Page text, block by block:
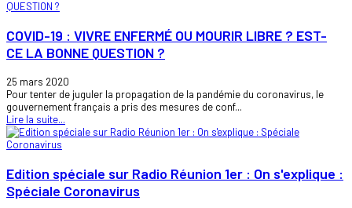
COVID-19 : VIVRE ENFERMÉ OU MOURIR LIBRE ? EST-
CE LA BONNE QUESTION ?
25 mars 2020
Pour tenter de juguler la propagation de la pandémie du coronavirus, le
gouvernement français a pris des mesures de conf...
Lire la suite...
Edition spéciale sur Radio Réunion 1er : On s'explique :
Spéciale Coronavirus